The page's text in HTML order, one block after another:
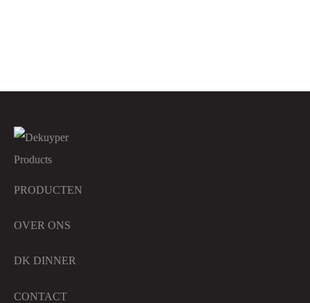
PRODUCTEN
OVER ONS
DK DINNER
CONTACT